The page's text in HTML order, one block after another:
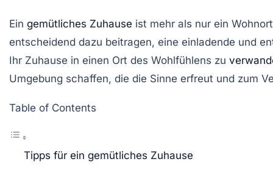
Ein gemütliches Zuhause ist mehr als nur ein
entscheidend dazu beitragen, eine einladende und
Ihr Zuhause in einen Ort des Wohlfühlens zu
Umgebung schaffen, die die Sinne erfreut und zum
Table of Contents
Tipps für ein gemütliches Zuhause